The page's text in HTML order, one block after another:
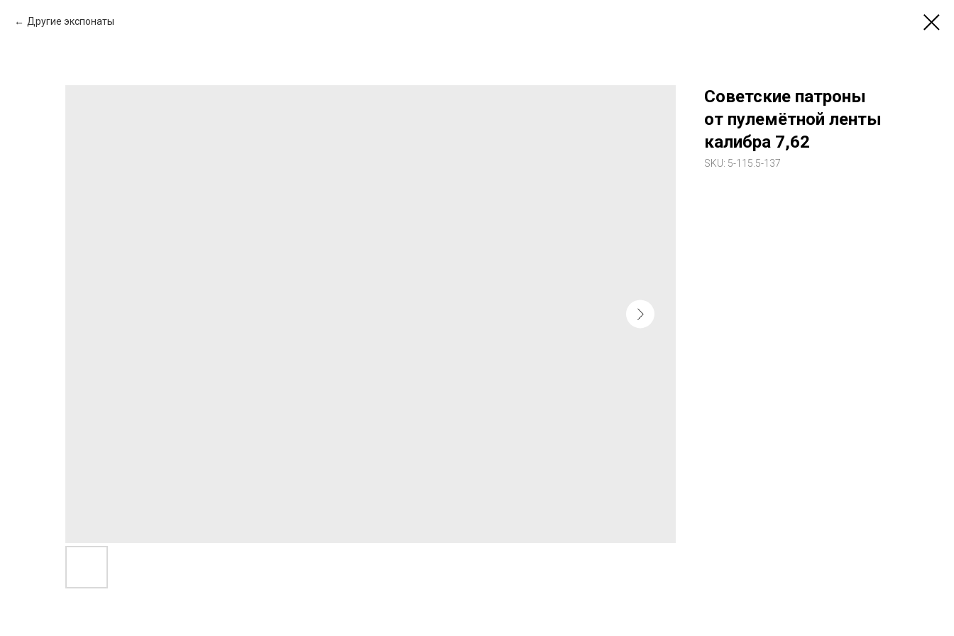
Другие экспонаты
Советские патроны
от пулемётной ленты
калибра 7,62
SKU: 5-115.5-137